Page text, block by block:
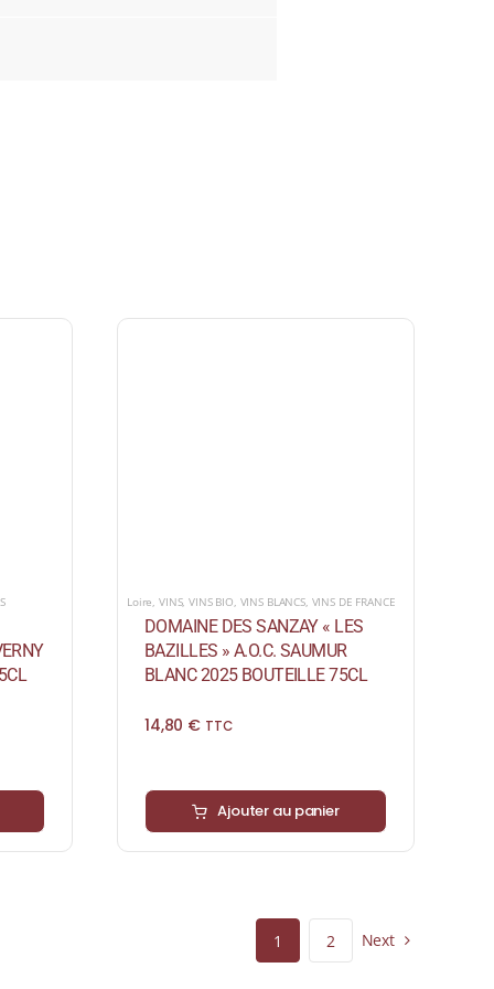
Loire, VINS,VINS BIO, VINS BLANCS, VINS DE FRANCE
DOMAINE DES SANZAY « LES
BAZILLES » A.O.C. SAUMUR
BLANC 2025 BOUTEILLE 75CL
14,80 € TTC
Ajouter au panier
1 2 Next